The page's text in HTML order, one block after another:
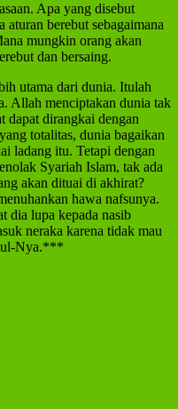
Apa yang disebut
aturan berebut sebagaimana
mungkin orang akan
dan bersaing.
utama dari dunia. Itulah
Allah menciptakan dunia tak
dapat dirangkai dengan
totalitas, dunia bagaikan
ladang itu. Tetapi dengan
Syariah Islam, tak ada
akan dituai di akhirat?
hawa nafsunya.
dia lupa kepada nasib
neraka karena tidak mau
Nya.***